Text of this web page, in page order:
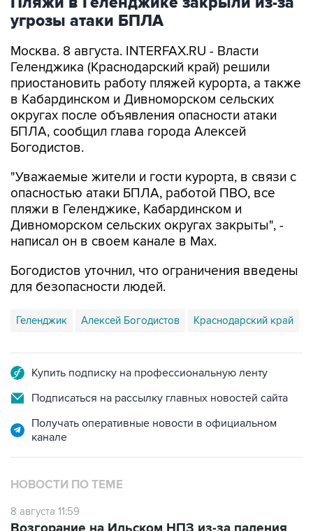
угрозы атаки БПЛА
Москва. 8 августа. INTERFAX.RU - Власти
Геленджика (Краснодарский край) решили
приостановить работу пляжей курорта, а также
в Кабардинском и Дивноморском сельских
округах после объявления опасности атаки
БПЛА, сообщил глава города Алексей
Богодистов.
"Уважаемые жители и гости курорта, в связи с
опасностью атаки БПЛА, работой ПВО, все
пляжи в Геленджике, Кабардинском и
Дивноморском сельских округах закрыты", -
написал он в своем канале в Max.
Богодистов уточнил, что ограничения введены
для безопасности людей.
Геленджик Алексей Богодистов Краснодарский край
Купить подписку на профессиональную ленту
Подписаться на рассылку главных новостей сайта
Получать оперативные новости в официальном
канале
НОВОСТИ ПО ТЕМЕ
8 августа 11:59